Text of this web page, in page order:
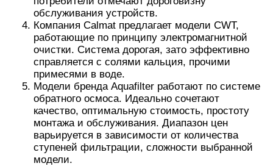
обслуживания устройств.
Компания Calmat предлагает модели CWT,
работающие по принципу электромагнитной
очистки. Система дорогая, зато эффективно
справляется с солями кальция, прочими
примесями в воде.
Модели бренда Aquafilter работают по системе
обратного осмоса. Идеально сочетают
качество, оптимальную стоимость, простоту
монтажа и обслуживания. Диапазон цен
варьируется в зависимости от количества
ступеней фильтрации, сложности выбранной
модели.